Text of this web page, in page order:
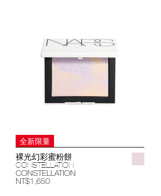
全新限量
裸光幻彩蜜粉餅
CONSTELLATION
CONSTELLATION
NT$1,650